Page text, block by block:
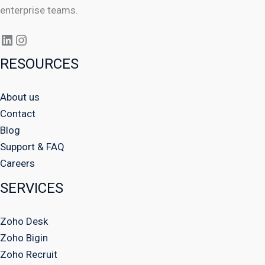
enterprise teams.
RESOURCES
About us
Contact
Blog
Support & FAQ
Careers
SERVICES
Zoho Desk
Zoho Bigin
Zoho Recruit